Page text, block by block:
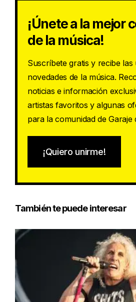
¡Únete a la mejor
de la música!
Suscríbete gratis y recibe las
novedades de la música.
noticias e información
artistas favoritos y algunas
para la comunidad de Garaje
¡Quiero unirme!
También te puede interesar